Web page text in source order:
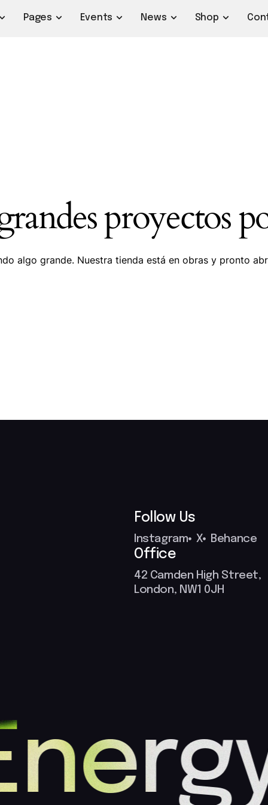
Pages Events News Shop
proyectos
algo grande. Nuestra tienda está en obras y pronto
Follow Us
Instagram X Behance
Office
42 Camden High Street,
London, NW1 0JH